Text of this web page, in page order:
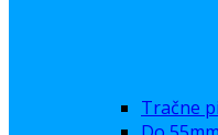
Tračne